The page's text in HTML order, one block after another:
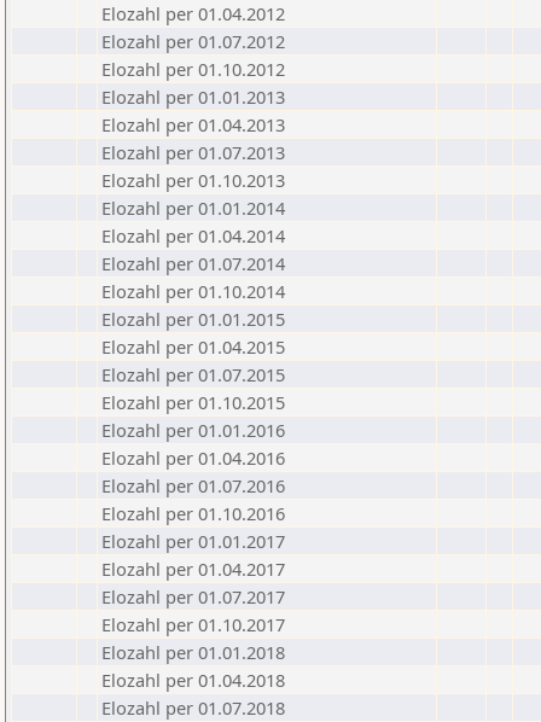
Elozahl per 01.04.2012
Elozahl per 01.07.2012
Elozahl per 01.10.2012
Elozahl per 01.01.2013
Elozahl per 01.04.2013
Elozahl per 01.07.2013
Elozahl per 01.10.2013
Elozahl per 01.01.2014
Elozahl per 01.04.2014
Elozahl per 01.07.2014
Elozahl per 01.10.2014
Elozahl per 01.01.2015
Elozahl per 01.04.2015
Elozahl per 01.07.2015
Elozahl per 01.10.2015
Elozahl per 01.01.2016
Elozahl per 01.04.2016
Elozahl per 01.07.2016
Elozahl per 01.10.2016
Elozahl per 01.01.2017
Elozahl per 01.04.2017
Elozahl per 01.07.2017
Elozahl per 01.10.2017
Elozahl per 01.01.2018
Elozahl per 01.04.2018
Elozahl per 01.07.2018